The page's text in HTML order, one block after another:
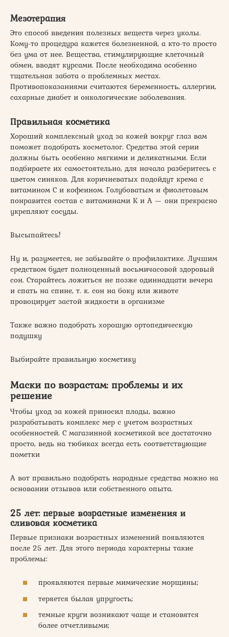
Мезотерапия
Это способ введения полезных веществ через уколы.
Кому-то процедура кажется болезненной, а кто-то просто
без ума от нее. Вещества, стимулирующие клеточный
обмен, вводят курсами. После необходима особенно
тщательная забота о проблемных местах.
Противопоказаниями считаются беременность, аллергии,
сахарные диабет и онкологические заболевания.
Правильная косметика
Хороший комплексный уход за кожей вокруг глаз вам
поможет подобрать косметолог. Средства этой серии
должны быть особенно мягкими и деликатными. Если
подбираете их самостоятельно, для начала разберитесь с
цветом синяков. Для коричневатых подойдут крема с
витамином С и кофеином. Голубоватым и фиолетовым
понравится состав с витаминами К и А — они прекрасно
укрепляют сосуды.
Высыпайтесь!
Ну и, разумеется, не забывайте о профилактике. Лучшим
средством будет полноценный восьмичасовой здоровый
сон. Старайтесь ложиться не позже одиннадцати вечера
и спать на спине, т. к. сон на боку или животе
провоцирует застой жидкости в организме
Также важно подобрать хорошую ортопедическую
подушку
Выбирайте правильную косметику
Маски по возрастам: проблемы и их
решение
Чтобы уход за кожей приносил плоды, важно
разрабатывать комплекс мер с учетом возрастных
особенностей. С магазинной косметикой все достаточно
просто, ведь на тюбиках всегда есть соответствующие
пометки
А вот правильно подобрать народные средства можно на
основании отзывов или собственного опыта.
25 лет: первые возрастные изменения и
сливовая косметика
Первые признаки возрастных изменений появляются
после 25 лет. Для этого периода характерны такие
проблемы:
проявляются первые мимические морщины;
теряется былая упругость;
темные круги возникают чаще и становятся
более отчетливыми;